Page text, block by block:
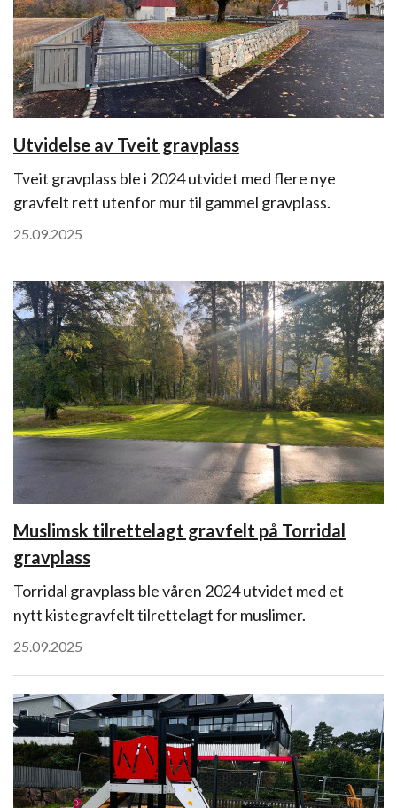
Utvidelse av Tveit gravplass
Tveit gravplass ble i 2024 utvidet med flere nye
gravfelt rett utenfor mur til gammel gravplass.
25.09.2025
Muslimsk tilrettelagt gravfelt på Torridal
gravplass
Torridal gravplass ble våren 2024 utvidet med et
nytt kistegravfelt tilrettelagt for muslimer.
25.09.2025